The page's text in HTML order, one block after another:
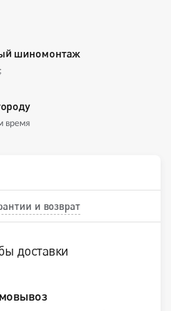
шиномонтаж
время
и возврат
доставки